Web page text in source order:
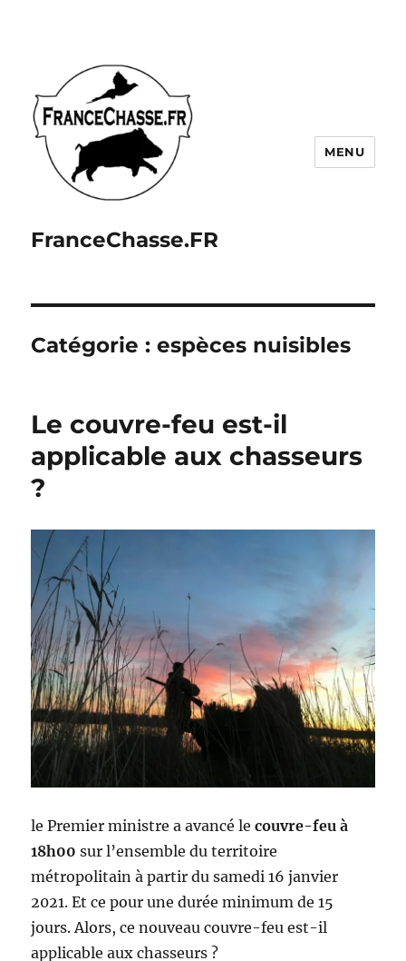
FranceChasse.FR
MENU
Catégorie :espèces nuisibles
Le couvre-feu est-il
applicable aux chasseurs
?
le Premier ministre a avancé lecouvre-feu à
18h00 sur l’ensemble du territoire
métropolitain à partir du samedi 16 janvier
2021. Et ce pour une durée minimum de 15
jours. Alors, ce nouveau couvre-feu est-il
applicable aux chasseurs ?